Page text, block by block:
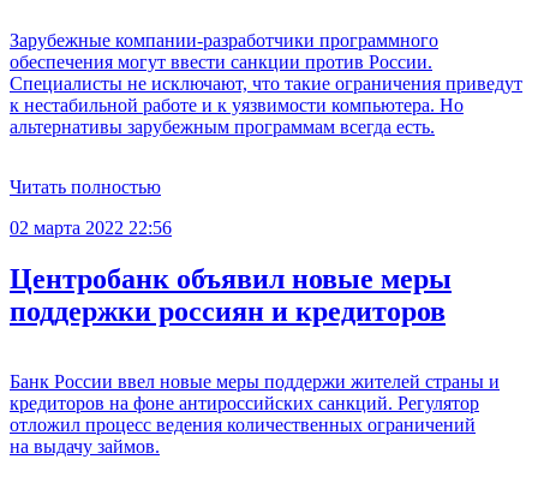
Зарубежные компании-разработчики программного
обеспечения могут ввести санкции против России.
Специалисты не исключают, что такие ограничения приведут
к нестабильной работе и к уязвимости компьютера. Но
альтернативы зарубежным программам всегда есть.
Читать полностью
02 марта 2022 22:56
Центробанк объявил новые меры
поддержки россиян и кредиторов
Банк России ввел новые меры поддержи жителей страны и
кредиторов на фоне антироссийских санкций. Регулятор
отложил процесс ведения количественных ограничений
на выдачу займов.